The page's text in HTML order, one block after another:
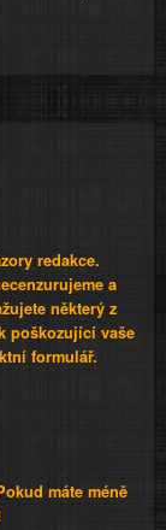
redakce.
a
některý z
poškozující vaše
formulář.
máte méně